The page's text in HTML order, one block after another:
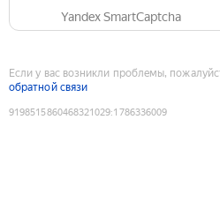
Yandex SmartCaptcha
Если у вас возникли проблемы,
обратной связи
9198515860468321029:1786336009